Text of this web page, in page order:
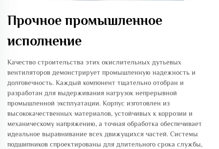
Прочное промышленное
исполнение
Качество строительства этих окислительных дутьевых
вентиляторов демонстрирует промышленную надежность и
долговечность. Каждый компонент тщательно отобран и
разработан для выдерживания нагрузок непрерывной
промышленной эксплуатации. Корпус изготовлен из
высококачественных материалов, устойчивых к коррозии и
механическому напряжению, а точная обработка обеспечивает
идеальное выравнивание всех движущихся частей. Системы
подшипников спроектированы для длительного срока службы,